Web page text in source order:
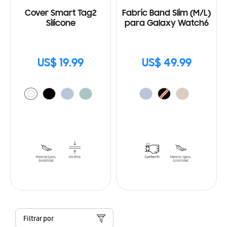
Cover Smart Tag2
Silicone
US$ 19.99
Fabric Band Slim (M/L)
para Galaxy Watch6
US$ 49.99
Filtrar por